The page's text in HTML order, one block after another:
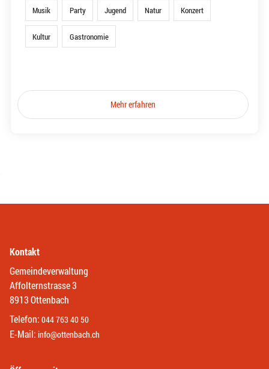
Musik Party Jugend Natur Konzert
Kultur Gastronomie
Mehr erfahren
Kontakt
Gemeindeverwaltung
Affolternstrasse 3
8913 Ottenbach
Telefon: 044 763 40 50
E-Mail: info@ottenbach.ch